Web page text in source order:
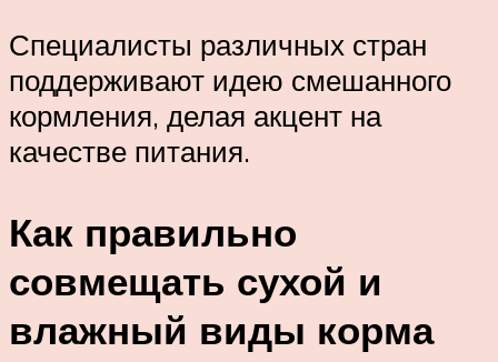
Специалисты различных стран
поддерживают идею смешанного
кормления, делая акцент на
качестве питания.
Как правильно
совмещать сухой и
влажный виды корма